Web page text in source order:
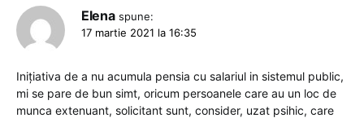
Elena spune:
17 martie 2021 la 16:35
Inițiativa de a nu acumula pensia cu salariul in sistemul public,
mi se pare de bun simt, oricum persoanele care au un loc de
munca extenuant, solicitant sunt, consider, uzat psihic, care